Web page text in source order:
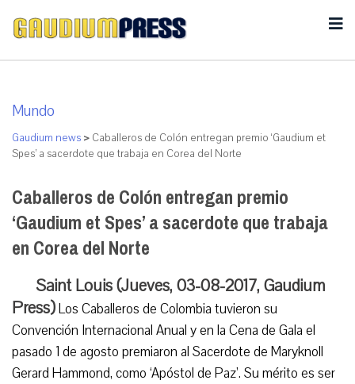
Mundo
Gaudium news > Caballeros de Colón entregan premio ‘Gaudium et
Spes’ a sacerdote que trabaja en Corea del Norte
Caballeros de Colón entregan premio
‘Gaudium et Spes’ a sacerdote que trabaja
en Corea del Norte
Saint Louis (Jueves, 03-08-2017, Gaudium
Press)Los Caballeros de Colombia tuvieron su
Convención Internacional Anual y en la Cena de Gala el
pasado 1 de agosto premiaron al Sacerdote de Maryknoll
Gerard Hammond, como ‘Apóstol de Paz’. Su mérito es ser